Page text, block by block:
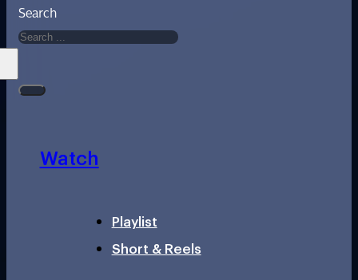
Search
Watch
Playlist
Short & Reels